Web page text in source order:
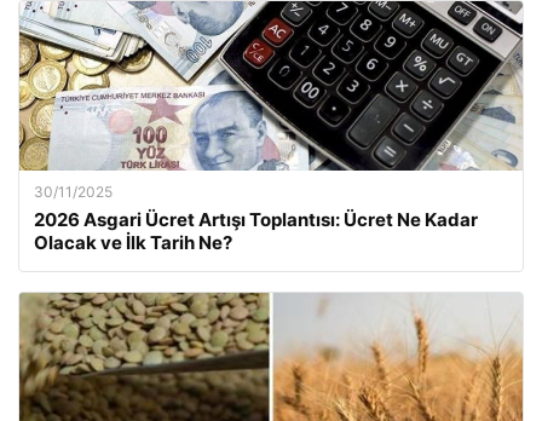
30/11/2025
2026 Asgari Ücret Artışı Toplantısı: Ücret Ne Kadar
Olacak ve İlk Tarih Ne?